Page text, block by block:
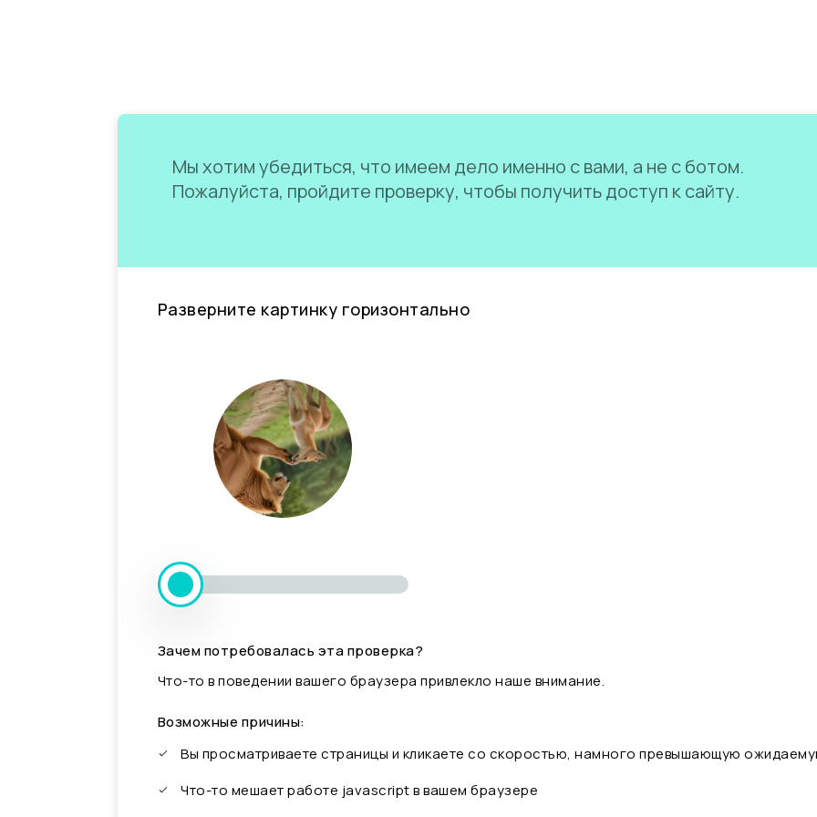
Мы хотим убедиться, что имеем дело именно с вами, а не с ботом.
Пожалуйста, пройдите проверку, чтобы получить доступ к сайту.
Разверните картинку горизонтально
Зачем потребовалась эта проверка?
Что-то в поведении вашего браузера привлекло наше внимание.
Возможные причины:
Вы просматриваете страницы и кликаете со скоростью, намного превышающую
Что-то мешает работе javascript в вашем браузере